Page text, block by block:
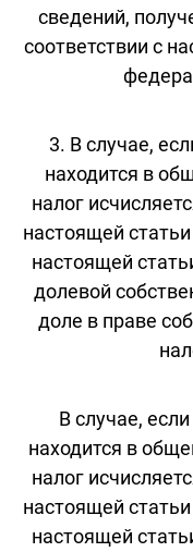
сведений,
соответствии с
3. В случае,
находится в
налог
настоящей
настоящей
долевой
доле в праве
В случае,
находится в
налог
настоящей
настоящей